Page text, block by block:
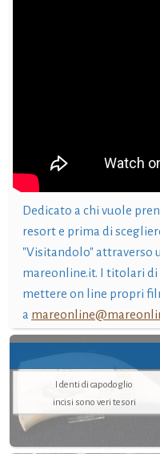
Dedicato a chi vuole
resort e prima di
"Visitandolo" attraverso
mareonline.it. I titolari
mettere on line propri
a
I denti di capodoglio
incisi sono veri tesori